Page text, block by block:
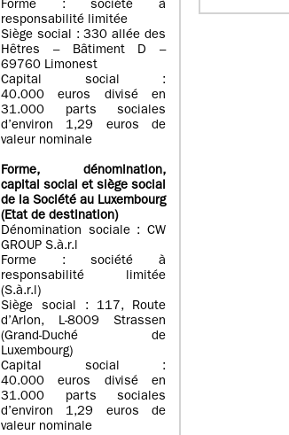
Forme : société à
responsabilité limitée
Siège social : 330 allée des
Hêtres – Bâtiment D –
69760 Limonest
Capital social :
40.000 euros divisé en
31.000 parts sociales
d’environ 1,29 euros de
valeur nominale
Forme, dénomination,
capital social et siège social
de la Société au Luxembourg
(Etat de destination)
Dénomination sociale : CW
GROUP S.à.r.l
Forme : société à
responsabilité limitée
(S.à.r.l)
Siège social : 117, Route
d’Arlon, L-8009 Strassen
(Grand-Duché de
Luxembourg)
Capital social :
40.000 euros divisé en
31.000 parts sociales
d’environ 1,29 euros de
valeur nominale